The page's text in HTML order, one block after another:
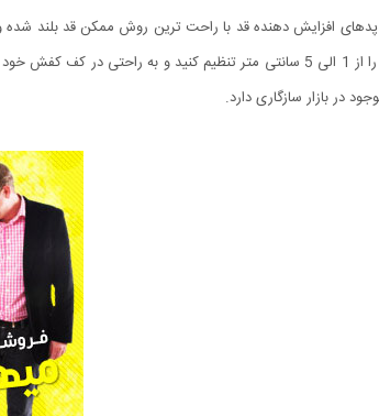
افزایش دهنده قد با راحت ترین روش ممکن قد بلند شده
این ژل ها را از 1 الی 5 سانتی متر تنظیم کنید و به
در بازار سازگاری دارد.